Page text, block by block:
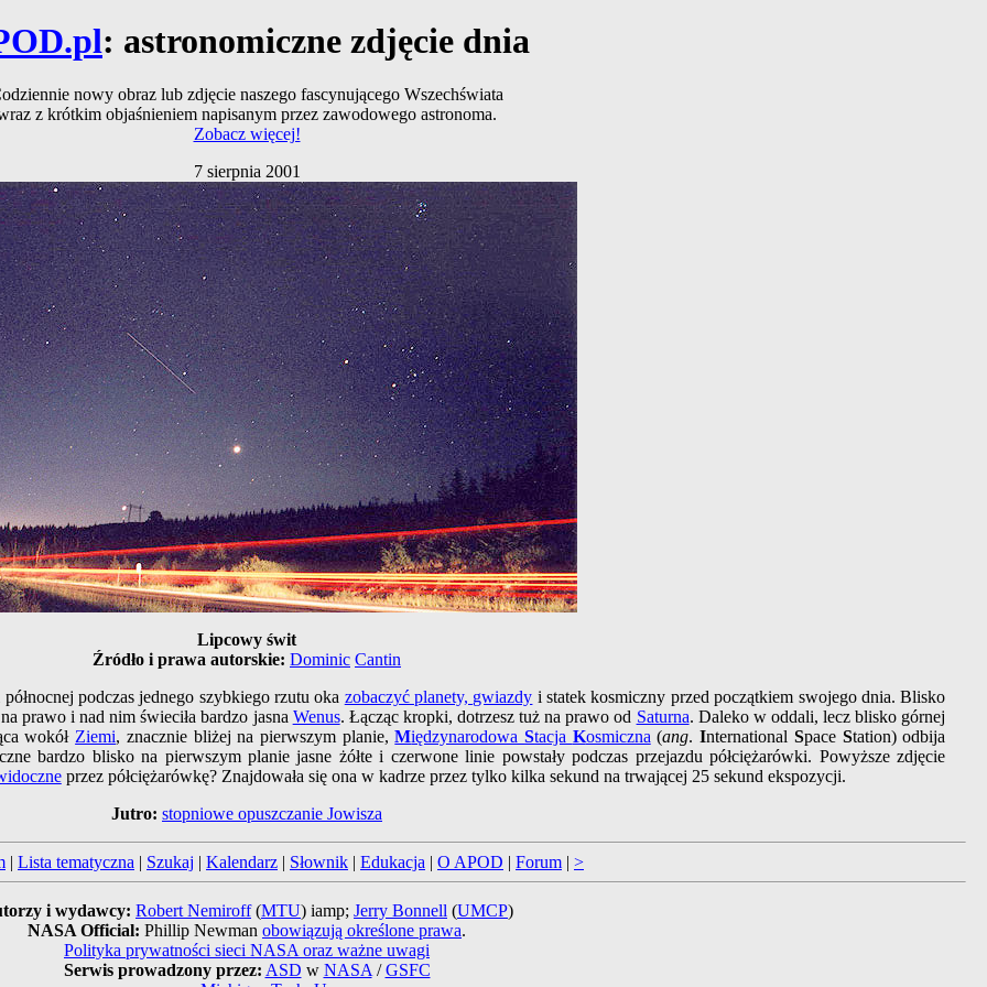
: astronomiczne zdjęcie dnia
nowy obraz lub zdjęcie naszego fascynującego Wszechświata
z krótkim objaśnieniem napisanym przez zawodowego astronoma.
Zobacz więcej!
7 sierpnia 2001
Lipcowy świt
Źródło i prawa autorskie: Dominic Cantin
podczas jednego szybkiego rzutu oka zobaczyć planety, gwiazdy i statek kosmiczny przed początkiem swojego dnia. Blisko
prawo i nad nim świeciła bardzo jasna Wenus. Łącząc kropki, dotrzesz tuż na prawo od Saturna. Daleko w oddali, lecz blisko górnej
wokół Ziemi, znacznie bliżej na pierwszym planie,MiędzynarodowaStacja Kosmiczna (ang.International Space Station) odbija
bardzo blisko na pierwszym planie jasne żółte i czerwone linie powstały podczas przejazdu półciężarówki. Powyższe zdjęcie
przez półciężarówkę? Znajdowała się ona w kadrze przez tylko kilka sekund na trwającej 25 sekund ekspozycji.
Jutro: stopniowe opuszczanie Jowisza
| Lista tematyczna | Szukaj | Kalendarz | Słownik | Edukacja | O APOD | Forum | >
i wydawcy: Robert Nemiroff(MTU) iamp; Jerry Bonnell (UMCP)
NASA Official: Phillip Newman obowiązują określone prawa.
Polityka prywatności sieci NASA oraz ważne uwagi
Serwis prowadzony przez: ASD w NASA /GSFC